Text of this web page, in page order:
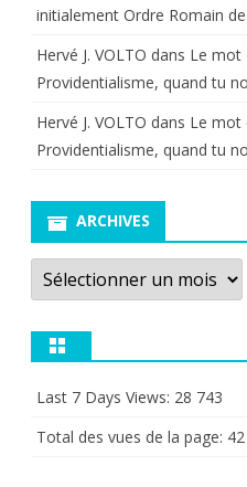
initialement Ordre Romain
Hervé J. VOLTO dans Le mot
Providentialisme, quand tu
Hervé J. VOLTO dans Le mot
Providentialisme, quand tu
ARCHIVES
Archives
Last 7 Days Views: 28 743
Total des vues de la page: 42